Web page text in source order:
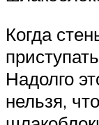
Когда
Надолго
нельзя,